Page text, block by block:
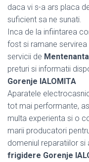
daca vi s-a ars placa
suficient sa ne sunati.
Inca de la infiintarea
fost si ramane
servicii de
preturi si informatii
Gorenje IALOMITA
Aparatele
tot mai performante,
multa experienta si o
marii producatori
domeniul reparatiilor si
frigidere Gorenje